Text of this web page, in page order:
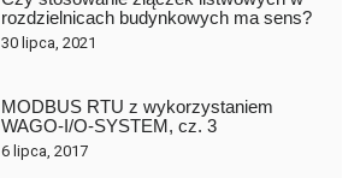
rozdzielnicach budynkowych ma sens?
30 lipca, 2021
MODBUS RTU z wykorzystaniem
WAGO-I/O-SYSTEM, cz. 3
6 lipca, 2017